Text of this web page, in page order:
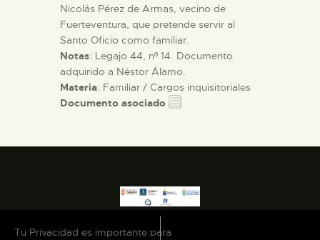
Nicolás Pérez de Armas, vecino de
Fuerteventura, que pretende servir al
Santo Oficio como familiar.
Notas: Legajo 44, nº 14. Documento
adquirido a Néstor Álamo.
Materia: Familiar / Cargos inquisitoriales
Documento asociado
Tu Privacidad es importante para